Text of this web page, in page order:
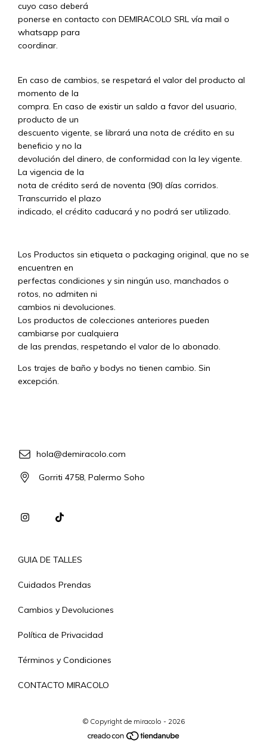
cuyo caso deberá
ponerse en contacto con DEMIRACOLO SRL vía mail o
whatsapp para
coordinar.
En caso de cambios, se respetará el valor del producto al
momento de la
compra. En caso de existir un saldo a favor del usuario,
producto de un
descuento vigente, se librará una nota de crédito en su
beneficio y no la
devolución del dinero, de conformidad con la ley vigente.
La vigencia de la
nota de crédito será de noventa (90) días corridos.
Transcurrido el plazo
indicado, el crédito caducará y no podrá ser utilizado.
Los Productos sin etiqueta o packaging original, que no se
encuentren en
perfectas condiciones y sin ningún uso, manchados o
rotos, no admiten ni
cambios ni devoluciones.
Los productos de colecciones anteriores pueden
cambiarse por cualquiera
de las prendas, respetando el valor de lo abonado.
Los trajes de baño y bodys no tienen cambio. Sin
excepción.
hola@demiracolo.com
Gorriti 4758, Palermo Soho
GUIA DE TALLES
Cuidados Prendas
Cambios y Devoluciones
Política de Privacidad
Términos y Condiciones
CONTACTO MIRACOLO
© Copyright de miracolo - 2026